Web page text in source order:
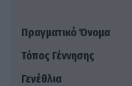
Πραγματικό Όνομα
Τόπος Γέννησης
Γενέθλια